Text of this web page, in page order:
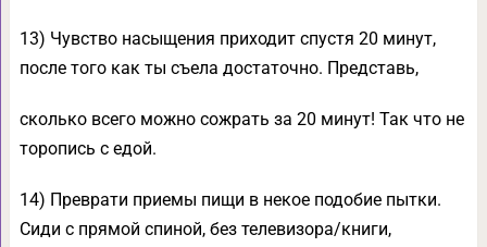
13) Чувство насыщения приходит спустя 20 минут,
после того как ты съела достаточно. Представь,
сколько всего можно сожрать за 20 минут! Так что не
торопись с едой.
14) Преврати приемы пищи в некое подобие пытки.
Сиди с прямой спиной, без телевизора/книги,